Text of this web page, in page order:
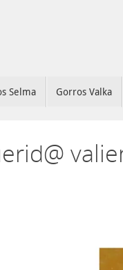
Selma Gorros Valka